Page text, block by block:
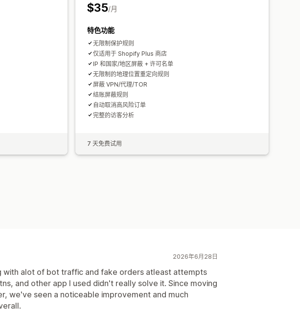
$35/月
特色功能
无限制保护规则
仅适用于 Shopify Plus 商店
IP 和国家/地区屏蔽 + 许可名单
无限制的地理位置重定向规则
屏蔽 VPN/代理/TOR
结账屏蔽规则
自动取消高风险订单
完整的访客分析
7 天免费试用
2026年6月28日
with alot of bot traffic and fake orders atleast attempts
and other app I used didn't really solve it. Since moving
we've seen a noticeable improvement and much